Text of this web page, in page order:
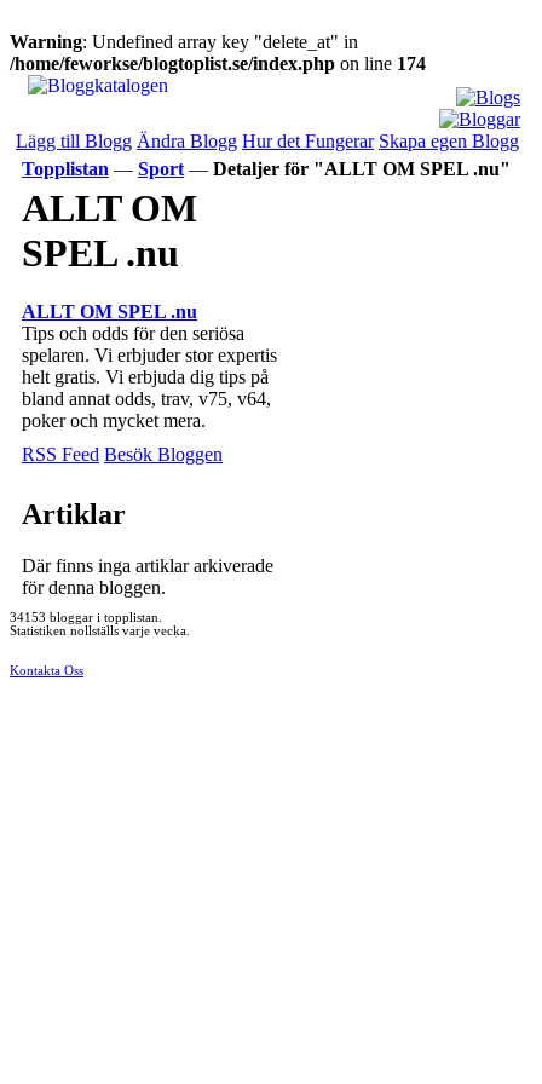
Warning: Undefined array key "delete_at" in
/home/feworkse/blogtoplist.se/index.php on line 174
Lägg till Blogg Ändra Blogg Hur det Fungerar Skapa egen Blogg
Topplistan — Sport — Detaljer för "ALLT OM SPEL .nu"
ALLT OM
SPEL .nu
ALLT OM SPEL .nu
Tips och odds för den seriösa
spelaren. Vi erbjuder stor expertis
helt gratis. Vi erbjuda dig tips på
bland annat odds, trav, v75, v64,
poker och mycket mera.
RSS Feed Besök Bloggen
Artiklar
Där finns inga artiklar arkiverade
för denna bloggen.
34153 bloggar i topplistan.
Statistiken nollställs varje vecka.
Kontakta Oss